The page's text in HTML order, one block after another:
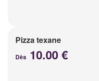
Pizza texane
Dès 10.00 €